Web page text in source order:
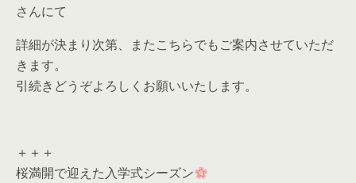
さんにて
詳細が決まり次第、またこちらでもご案内させていただ
きます。
引続きどうぞよろしくお願いいたします。
＋＋＋
桜満開で迎えた入学式シーズン